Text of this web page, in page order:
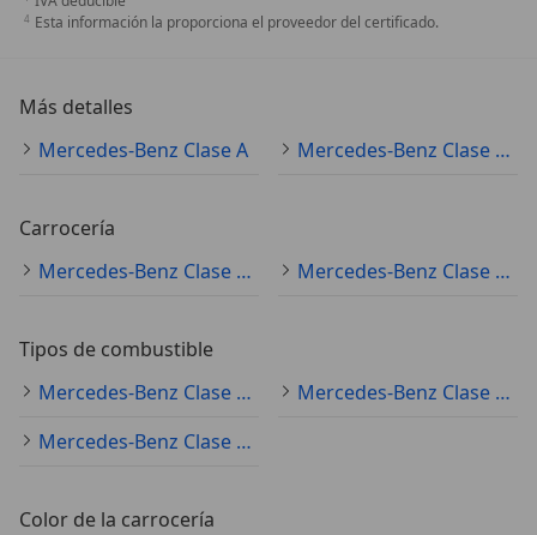
Esta información la proporciona el proveedor del certificado.
Más detalles
Mercedes-Benz Clase A
Mercedes-Benz Clase A Especificaciones técnicas
Carrocería
Mercedes-Benz Clase A (todo) coche pequeño
Mercedes-Benz Clase A (todo) sedán
Tipos de combustible
Mercedes-Benz Clase A (todo) diésel
Mercedes-Benz Clase A (todo) gasolina
Mercedes-Benz Clase A (todo) electro/gasolina
Color de la carrocería